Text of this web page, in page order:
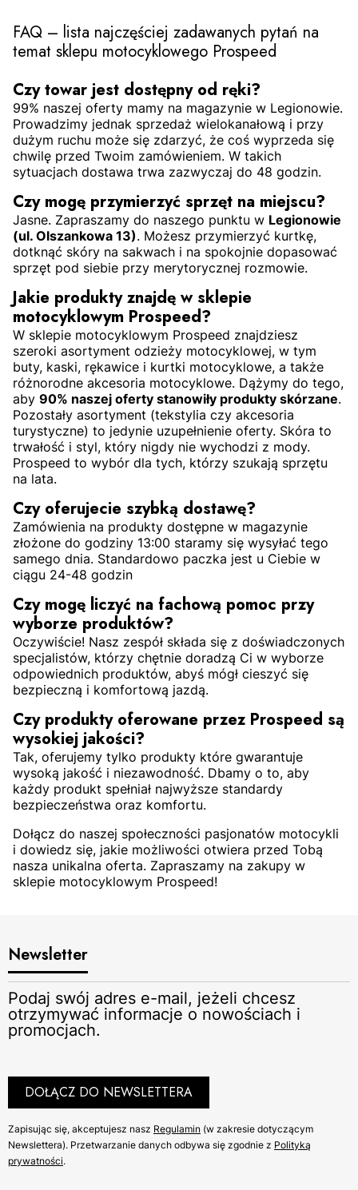
FAQ – lista najczęściej zadawanych pytań na
temat sklepu motocyklowego Prospeed
Czy towar jest dostępny od ręki?
99% naszej oferty mamy na magazynie w Legionowie.
Prowadzimy jednak sprzedaż wielokanałową i przy
dużym ruchu może się zdarzyć, że coś wyprzeda się
chwilę przed Twoim zamówieniem. W takich
sytuacjach dostawa trwa zazwyczaj do 48 godzin.
Czy mogę przymierzyć sprzęt na miejscu?
Jasne. Zapraszamy do naszego punktu w Legionowie
(ul. Olszankowa 13). Możesz przymierzyć kurtkę,
dotknąć skóry na sakwach i na spokojnie dopasować
sprzęt pod siebie przy merytorycznej rozmowie.
Jakie produkty znajdę w sklepie
motocyklowym Prospeed?
W sklepie motocyklowym Prospeed znajdziesz
szeroki asortyment odzieży motocyklowej, w tym
buty, kaski, rękawice i kurtki motocyklowe, a także
różnorodne akcesoria motocyklowe. Dążymy do tego,
aby 90% naszej oferty stanowiły produkty skórzane.
Pozostały asortyment (tekstylia czy akcesoria
turystyczne) to jedynie uzupełnienie oferty. Skóra to
trwałość i styl, który nigdy nie wychodzi z mody.
Prospeed to wybór dla tych, którzy szukają sprzętu
na lata.
Czy oferujecie szybką dostawę?
Zamówienia na produkty dostępne w magazynie
złożone do godziny 13:00 staramy się wysyłać tego
samego dnia. Standardowo paczka jest u Ciebie w
ciągu 24-48 godzin
Czy mogę liczyć na fachową pomoc przy
wyborze produktów?
Oczywiście! Nasz zespół składa się z doświadczonych
specjalistów, którzy chętnie doradzą Ci w wyborze
odpowiednich produktów, abyś mógł cieszyć się
bezpieczną i komfortową jazdą.
Czy produkty oferowane przez Prospeed są
wysokiej jakości?
Tak, oferujemy tylko produkty które gwarantuje
wysoką jakość i niezawodność. Dbamy o to, aby
każdy produkt spełniał najwyższe standardy
bezpieczeństwa oraz komfortu.
Dołącz do naszej społeczności pasjonatów motocykli
i dowiedz się, jakie możliwości otwiera przed Tobą
nasza unikalna oferta. Zapraszamy na zakupy w
sklepie motocyklowym Prospeed!
Newsletter
Podaj swój adres e-mail, jeżeli chcesz
otrzymywać informacje o nowościach i
promocjach.
DOŁĄCZ DO NEWSLETTERA
Zapisując się, akceptujesz nasz ​ Regulamin ​​​ (w zakresie dotyczącym
Newslettera). Przetwarzanie danych odbywa się zgodnie z ​ Polityką
prywatności​​​.